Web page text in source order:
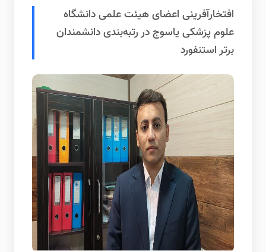
افتخارآفرینی اعضای هیئت علمی دانشگاه
علوم پزشکی یاسوج در رتبه‌بندی دانشمندان
برتر استنفورد